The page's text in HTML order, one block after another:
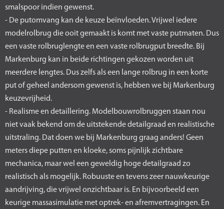
smalspoor indien gewenst.
- De putomvang kan de keuze beïnvloeden. Vrijwel iedere
modelrolbrug die ooit gemaakt is komt met vaste putmaten. Dus
een vaste rolbruglengte en een vaste rolbrugput breedte. Bij
Markenburg kan in beide richtingen gekozen worden uit
meerdere lengtes. Dus zelfs als een lange rolbrug in een korte
put of geheel andersom gewenst is, hebben we bij Markenburg
keuzevrijheid.
- Realisme en detaillering. Modelbouwrolbruggen staan nou
niet vaak bekend om de uitstekende detailgraad en realistische
uitstraling. Dat doen we bij Markenburg graag anders! Geen
meters diepe putten en kloeke, soms pijnlijk zichtbare
mechanica, maar wel een geweldig hoge detailgraad zo
realistisch als mogelijk. Robuuste en tevens zeer nauwkeurige
aandrijving, die vrijwel onzichtbaar is. En bijvoorbeeld een
keurige massasimulatie met optrek- en afremvertragingen. En